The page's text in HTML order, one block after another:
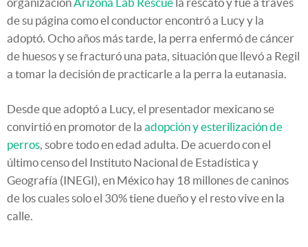
de su página como el conductor encontró a Lucy y la
adoptó. Ocho años más tarde, la perra enfermó de cáncer
de huesos y se fracturó una pata, situación que llevó a Regil
a tomar la decisión de practicarle a la perra la eutanasia.
Desde que adoptó a Lucy, el presentador mexicano se
convirtió en promotor de la adopción y esterilización de
perros, sobre todo en edad adulta. De acuerdo con el
último censo del Instituto Nacional de Estadística y
Geografía (INEGI), en México hay 18 millones de caninos
de los cuales solo el 30% tiene dueño y el resto vive en la
calle.